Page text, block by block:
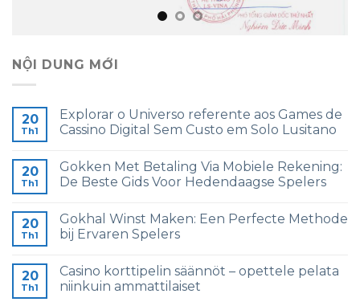
NỘI DUNG MỚI
20
Th1
Explorar o Universo referente aos Games de
Cassino Digital Sem Custo em Solo Lusitano
20
Th1
Gokken Met Betaling Via Mobiele Rekening:
De Beste Gids Voor Hedendaagse Spelers
20
Th1
Gokhal Winst Maken: Een Perfecte Methode
bij Ervaren Spelers
20
Th1
Casino korttipelin säännöt – opettele pelata
niinkuin ammattilaiset